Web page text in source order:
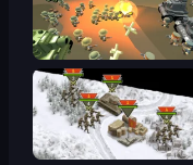
WW1 Battle Simulator
1941 Frozen Front